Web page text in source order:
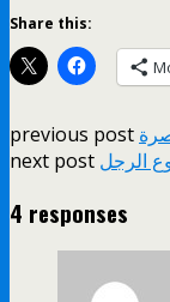
Share this:
previous post
next post الرجل
4 responses